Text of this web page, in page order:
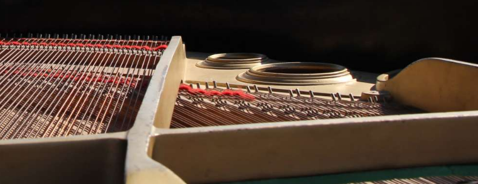
Rendre belles les fausses notes de…
LE CANNET DES MAURES (83)
12 septembre
Concert lectures et photographies
Soif de vie « Théâtre et impros…
Caravane Amoureuse
Caravane amoureuse en Polynésie…